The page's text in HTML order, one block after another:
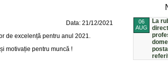
Data: 21/12/2021
de excelență pentru anul 2021.
motivație pentru muncă !
06
AUG
La